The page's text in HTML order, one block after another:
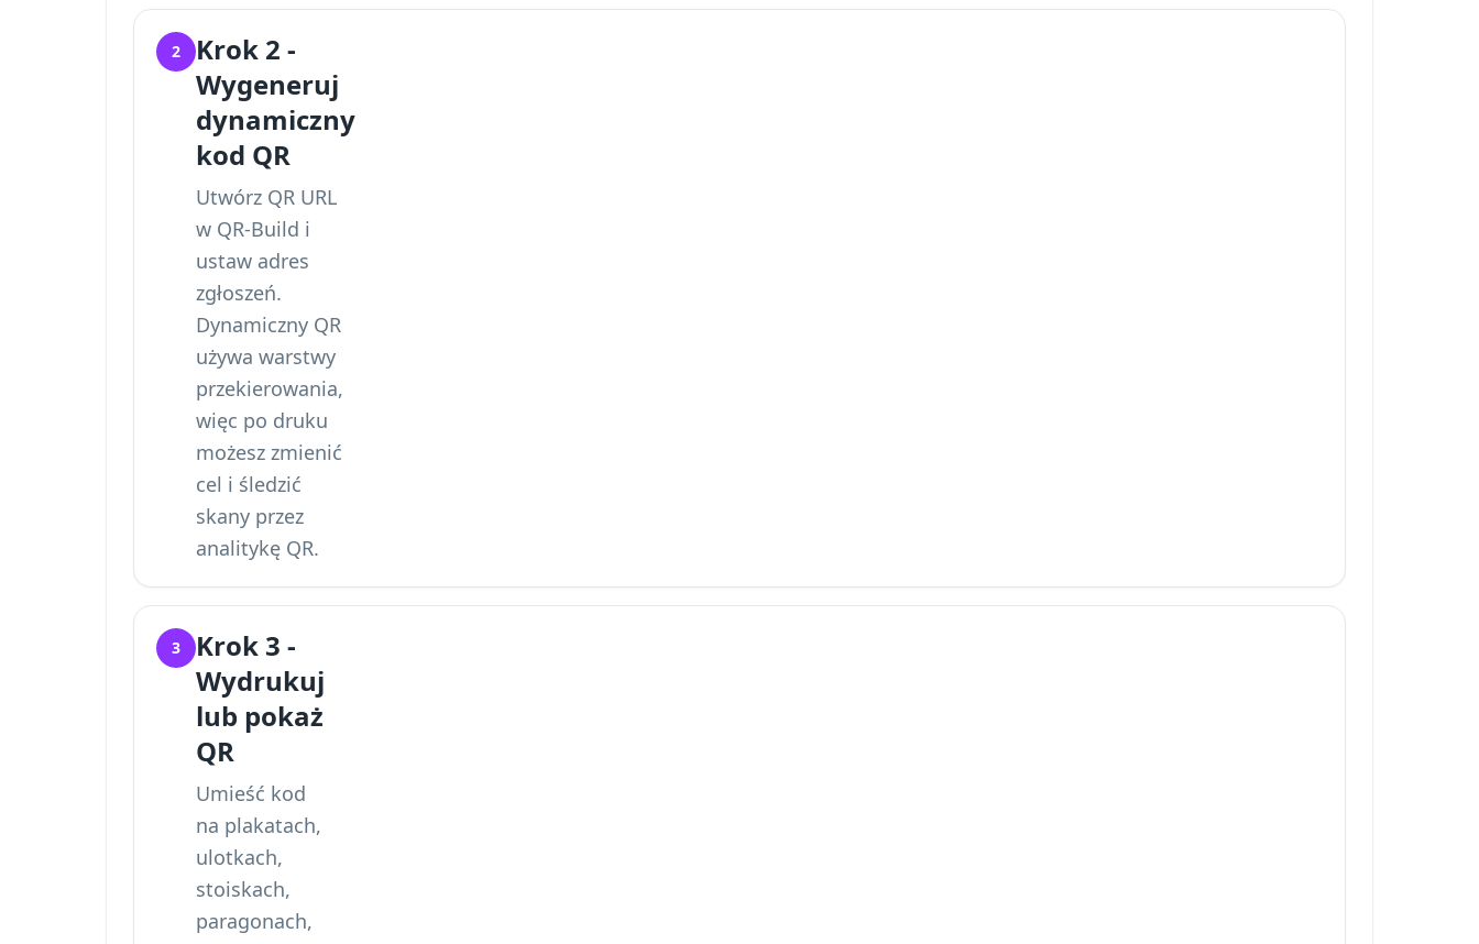
2
Krok 2 -
Wygeneruj
dynamiczny
kod QR
Utwórz QR URL
w QR-Build i
ustaw adres
zgłoszeń.
Dynamiczny QR
używa warstwy
przekierowania,
więc po druku
możesz zmienić
cel i śledzić
skany przez
analitykę QR.
3
Krok 3 -
Wydrukuj
lub pokaż
QR
Umieść kod
na plakatach,
ulotkach,
stoiskach,
paragonach,